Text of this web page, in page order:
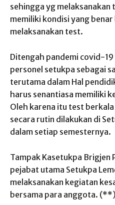
sehingga yg melaksanakan
memiliki kondisi yang
melaksanakan test.
Ditengah pandemi covid-
personel setukpa sebagai
terutama dalam Hal
harus senantiasa memiliki
Oleh karena itu test
secara rutin dilakukan di
dalam setiap semesternya.
Tampak Kasetukpa Brigjen
pejabat utama Setukpa
melaksanakan kegiatan
bersama para anggota. (**)